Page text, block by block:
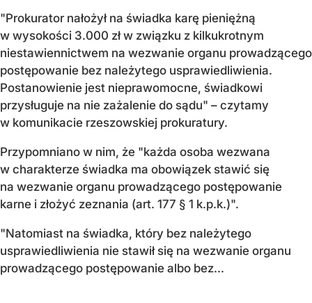
"Prokurator nałożył na świadka karę pieniężną
w wysokości 3.000 zł w związku z kilkukrotnym
niestawiennictwem na wezwanie organu prowadzącego
postępowanie bez należytego usprawiedliwienia.
Postanowienie jest nieprawomocne, świadkowi
przysługuje na nie zażalenie do sądu" – czytamy
w komunikacie rzeszowskiej prokuratury.
Przypomniano w nim, że "każda osoba wezwana
w charakterze świadka ma obowiązek stawić się
na wezwanie organu prowadzącego postępowanie
karne i złożyć zeznania (art. 177 § 1 k.p.k.)".
"Natomiast na świadka, który bez należytego
usprawiedliwienia nie stawił się na wezwanie organu
prowadzącego postępowanie albo bez...